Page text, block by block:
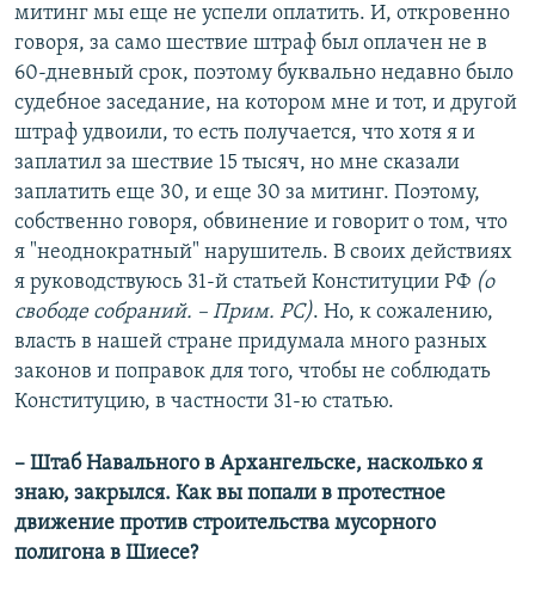
митинг мы еще не успели оплатить. И, откровенно
говоря, за само шествие штраф был оплачен не в
60-дневный срок, поэтому буквально недавно было
судебное заседание, на котором мне и тот, и другой
штраф удвоили, то есть получается, что хотя я и
заплатил за шествие 15 тысяч, но мне сказали
заплатить еще 30, и еще 30 за митинг. Поэтому,
собственно говоря, обвинение и говорит о том, что
я "неоднократный" нарушитель. В своих действиях
я руководствуюсь 31-й статьей Конституции РФ (о
свободе собраний. – Прим. РС). Но, к сожалению,
власть в нашей стране придумала много разных
законов и поправок для того, чтобы не соблюдать
Конституцию, в частности 31-ю статью.
– Штаб Навального в Архангельске, насколько я
знаю, закрылся. Как вы попали в протестное
движение против строительства мусорного
полигона в Шиесе?